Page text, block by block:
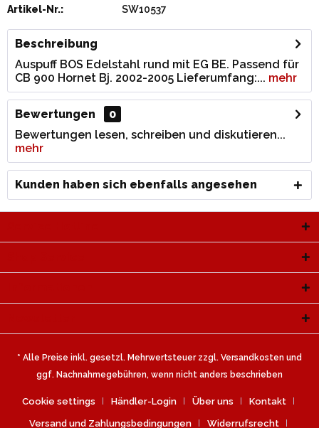
Artikel-Nr.: SW10537
Beschreibung
Auspuff BOS Edelstahl rund mit EG BE. Passend für
CB 900 Hornet Bj. 2002-2005 Lieferumfang:... mehr
Bewertungen
0
Bewertungen lesen, schreiben und diskutieren...
mehr
Kunden haben sich ebenfalls angesehen
* Alle Preise inkl. gesetzl. Mehrwertsteuer zzgl. Versandkosten und
ggf. Nachnahmegebühren, wenn nicht anders beschrieben
Cookie settings Händler-Login Über uns Kontakt
Versand und Zahlungsbedingungen Widerrufsrecht